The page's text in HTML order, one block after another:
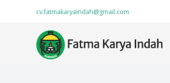
cv.fatmakaryaindah@gmail.com